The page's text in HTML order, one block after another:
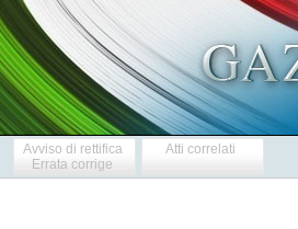
Avviso di rettifica
Errata corrige
Atti correlati